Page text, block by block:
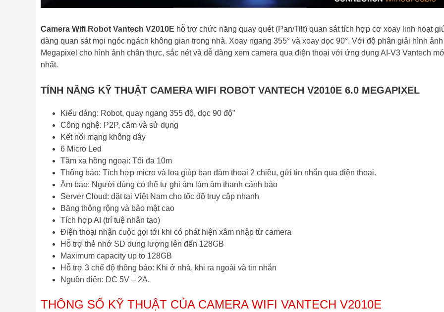
Camera Wifi Robot Vantech V2010E hỗ trợ chức năng quay quét (Pan/Tilt) quan sát tích hợp cơ xoay linh hoạt
dàng quan sát mọi ngóc ngách không gian trong nhà. Xoay ngang 355° và xoay dọc 90°. Với độ phân giải hình
Megapixel cho hình ảnh chân thực, sắc nét và dễ dàng xem camera qua điện thoại với ứng dụng AI-V3 Vantech
nhất.
TÍNH NĂNG KỸ THUẬT CAMERA WIFI ROBOT VANTECH V2010E 6.0 MEGAPIXEL
Kiểu dáng: Robot, quay ngang 355 độ, dọc 90 độ”
Công nghệ: P2P, cắm và sử dụng
Kết nối mạng không dây
6 Micro Led
Tầm xa hồng ngoại: Tối đa 10m
Thông báo: Tích hợp micro và loa giúp bạn đàm thoại 2 chiều, gửi tin nhắn qua điện thoại.
Âm báo: Người dùng có thể tự ghi âm làm âm thanh cảnh báo
Server Cloud: đặt tại Việt Nam cho tốc độ truy cập nhanh
Băng thông rộng và bảo mật cao
Tích hợp AI (trí tuệ nhân tạo)
Điện thoại nhận cuộc gọi tới khi có phát hiện xâm nhập từ camera
Hỗ trợ thẻ nhớ SD dung lượng lên đến 128GB
Maximum capacity up to 128GB
Hỗ trợ 3 chế độ thông báo: Khi ở nhà, khi ra ngoài và tin nhắn
Nguồn điện: DC 5V – 2A.
THÔNG SỐ KỸ THUẬT CỦA CAMERA WIFI VANTECH V2010E